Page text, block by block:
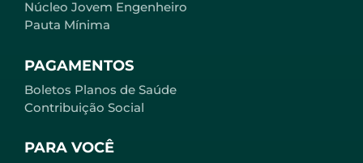
PARA VOCÊ
Núcleo Jovem Engenheiro
Pauta Mínima
PAGAMENTOS
Boletos Planos de Saúde
Contribuição Social